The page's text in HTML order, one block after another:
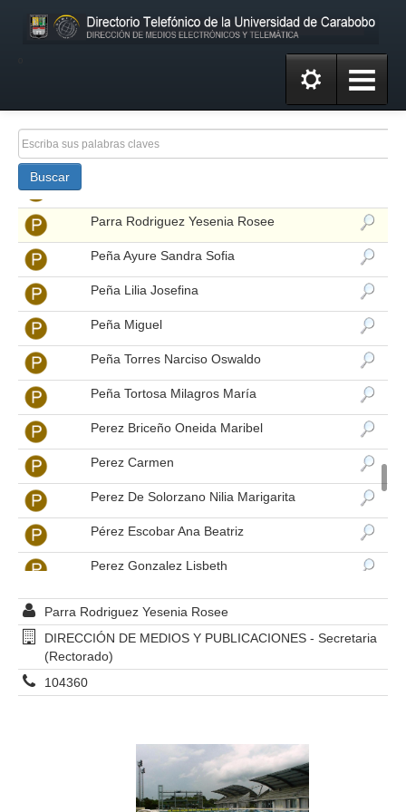
Buscar
Palacio Perez Graciela Del Valle
Paracare De Ruiz Erika De Jesus
Parra Rodriguez Yesenia Rosee
Peña Ayure Sandra Sofia
Peña Lilia Josefina
Peña Miguel
Peña Torres Narciso Oswaldo
Peña Tortosa Milagros María
Perez Briceño Oneida Maribel
Perez Carmen
Perez De Solorzano Nilia Marigarita
Pérez Escobar Ana Beatriz
Perez Gonzalez Lisbeth
Perez Hernandez Jenny Coromoto
Perez Hernandez Octavios Enrique
Perez Lisbeth
Perez Noemi
Pérez Ortega Carlos Roberto
Parra Rodriguez Yesenia Rosee
DIRECCIÓN DE MEDIOS Y PUBLICACIONES - Secretaria
(Rectorado)
104360